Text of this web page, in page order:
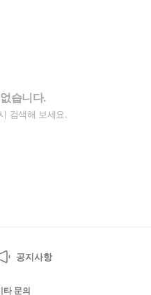
습니다.
검색해 보세요.
공지사항
타 문의